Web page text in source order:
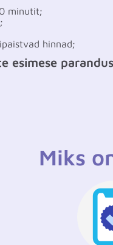
minutit;
hinnad;
esimese
Miks